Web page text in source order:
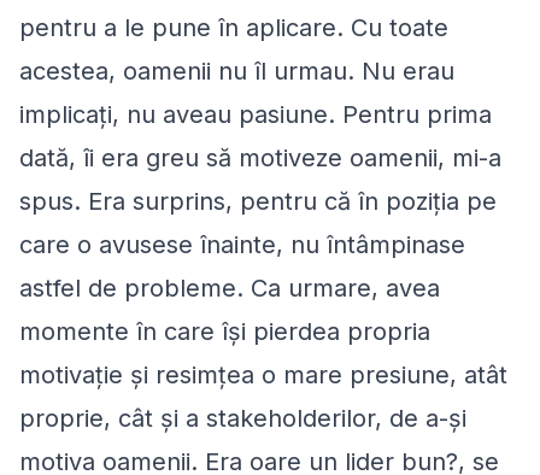
pentru a le pune în aplicare. Cu toate
acestea, oamenii nu îl urmau. Nu erau
implicați, nu aveau pasiune. Pentru prima
dată, îi era greu să motiveze oamenii, mi-a
spus. Era surprins, pentru că în poziţia pe
care o avusese înainte, nu întâmpinase
astfel de probleme. Ca urmare, avea
momente în care își pierdea propria
motivație și resimţea o mare presiune, atât
proprie, cât și a stakeholderilor, de a-și
motiva oamenii. Era oare un lider bun?, se